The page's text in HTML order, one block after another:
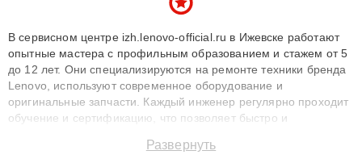
В сервисном центре izh.lenovo-official.ru в Ижевске работают
опытные мастера с профильным образованием и стажем от 5
до 12 лет. Они специализируются на ремонте техники бренда
Lenovo, используют современное оборудование и
оригинальные запчасти. Каждый инженер регулярно проходит
обучение и сертификацию, что позволяет быстро и
сохранением гарантии до 3 лет. Наши мастера решают
Развернуть